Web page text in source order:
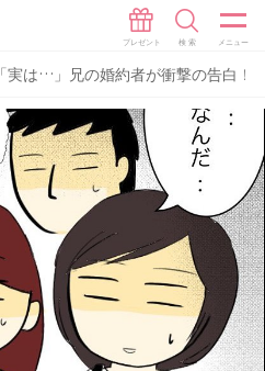
「実は…」兄の婚約者が衝撃の告白